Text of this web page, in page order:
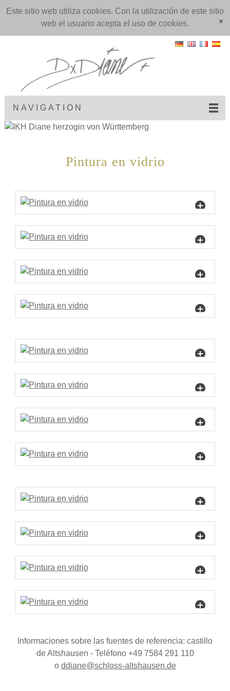
Este sitio web utiliza cookies. Con la utilización de este sitio
web el usuario acepta el uso de cookies.
[x]
NAVIGATION
Pintura en vidrio
Informaciones sobre las fuentes de referencia: castillo
de Altshausen - Teléfono +49 7584 291 110
o dd n schl ss- ltsh s n d